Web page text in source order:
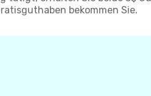
bekommen Sie.